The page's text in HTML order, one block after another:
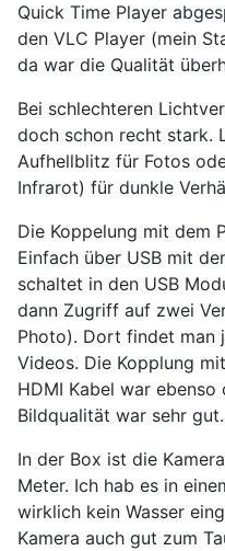
Quick Time Player
den VLC Player (mein
da war die Qualität
Bei schlechteren
doch schon recht stark.
Aufhellblitz für Fotos
Infrarot) für dunkle
Die Koppelung mit dem
Einfach über USB mit
schaltet in den USB
dann Zugriff auf zwei
Photo). Dort findet man
Videos. Die Kopplung
HDMI Kabel war
Bildqualität war sehr gut.
In der Box ist die
Meter. Ich hab es in
wirklich kein Wasser
Kamera auch gut zum